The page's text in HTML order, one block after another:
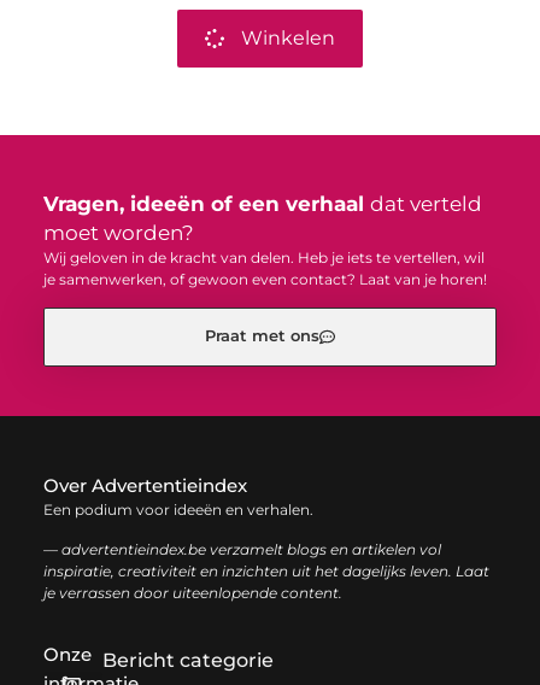
Winkelen
Vragen, ideeën of een verhaal dat verteld
moet worden?
Wij geloven in de kracht van delen. Heb je iets te vertellen, wil
je samenwerken, of gewoon even contact? Laat van je horen!
Praat met ons
Over Advertentieindex
Een podium voor ideeën en verhalen.
— advertentieindex.be verzamelt blogs en artikelen vol
inspiratie, creativiteit en inzichten uit het dagelijks leven. Laat
je verrassen door uiteenlopende content.
Onze Bericht categorie